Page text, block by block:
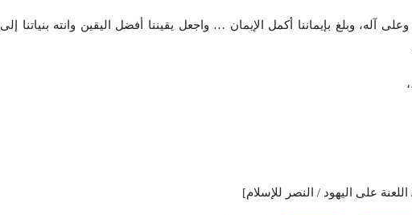
وبلغ بإيماننا أكمل الإيمان … واجعل يقيننا أفضل اليقين وانته بنياتنا إلى
على اليهود / النصر للإسلام]